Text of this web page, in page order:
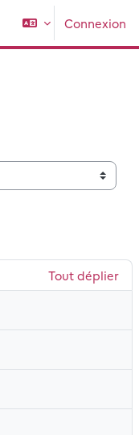
Connexion
des cours
Tout déplier